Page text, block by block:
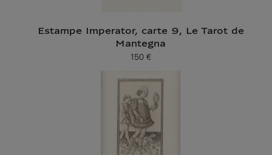
Estampe Imperator, carte 9, Le Tarot de
Mantegna
Prix ​​actuel
150 €